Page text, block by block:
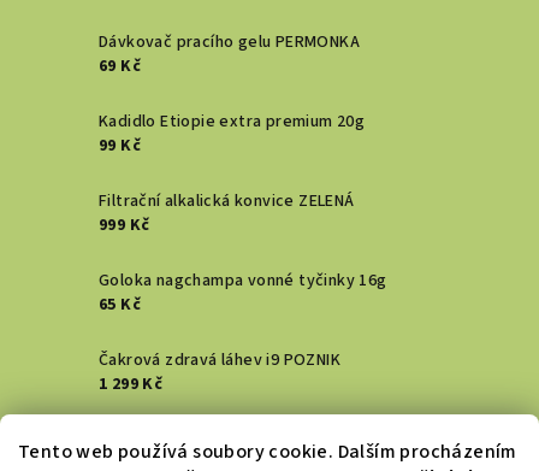
Tento web používá soubory cookie. Dalším procházením
Dávkovač pracího gelu PERMONKA
69 Kč
Kadidlo Etiopie extra premium 20g
99 Kč
Filtrační alkalická konvice ZELENÁ
999 Kč
Goloka nagchampa vonné tyčinky 16g
65 Kč
Čakrová zdravá láhev i9 POZNIK
1 299 Kč
Vykuřovací svazek - Šalvěj bílá
129 Kč